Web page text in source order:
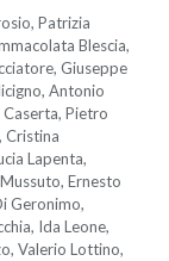
Patrizia
Blescia,
Giuseppe
Antonio
Pietro
Cristina
Lapenta,
Ernesto
Geronimo,
Ida Leone,
Valerio Lottino,